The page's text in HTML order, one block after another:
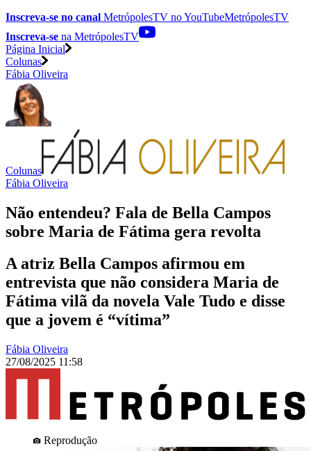
Inscreva-se no canal MetrópolesTV noYouTubeMetrópolesTV
Inscreva-se na MetrópolesTV
Página Inicial
Colunas
Fábia Oliveira
Colunas
Fábia Oliveira
Não entendeu? Fala de Bella Campos
sobre Maria de Fátima gera revolta
A atriz Bella Campos afirmou em
entrevista que não considera Maria de
Fátima vilã da novela Vale Tudo e disse
que a jovem é “vítima”
Fábia Oliveira
27/08/2025 11:58
Reprodução